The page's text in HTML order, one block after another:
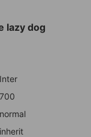
lazy dog
Inter
700
normal
inherit